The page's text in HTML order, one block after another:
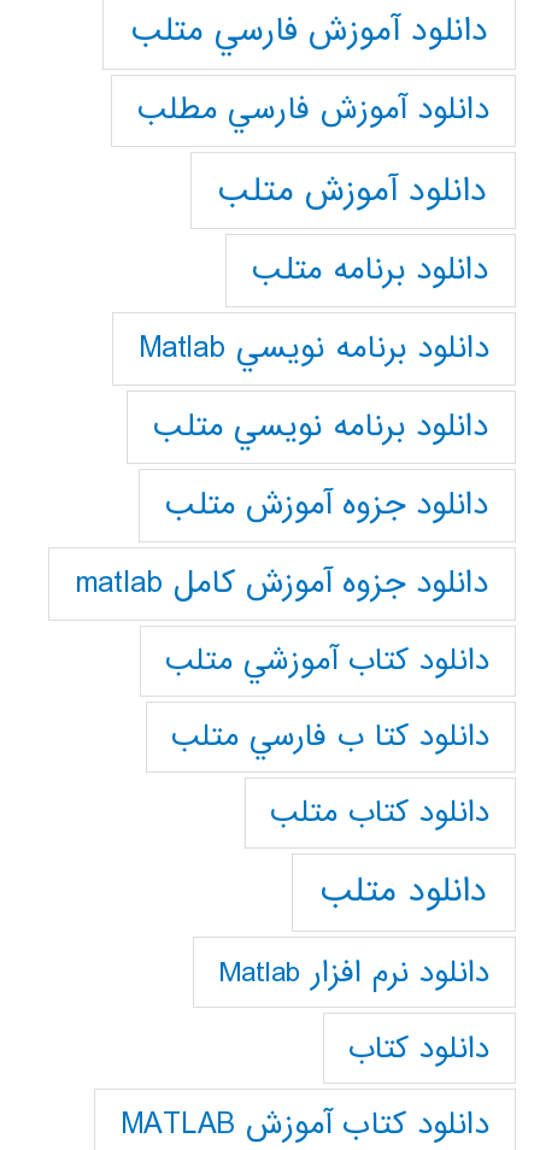
دانلود آموزش فارسي متلب
دانلود آموزش فارسي مطلب
دانلود آموزش متلب
دانلود برنامه متلب
دانلود برنامه نويسي Matlab
دانلود برنامه نويسي متلب
دانلود جزوه آموزش متلب
دانلود جزوه آموزش کامل matlab
دانلود كتاب آموزشي متلب
دانلود كتا ب فارسي متلب
دانلود كتاب متلب
دانلود متلب
دانلود نرم افزار Matlab
دانلود کتاب
دانلود کتاب آموزش MATLAB